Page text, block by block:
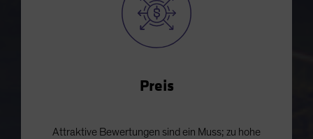
Preis
Attraktive Bewertungen sind ein Muss; zu hohe